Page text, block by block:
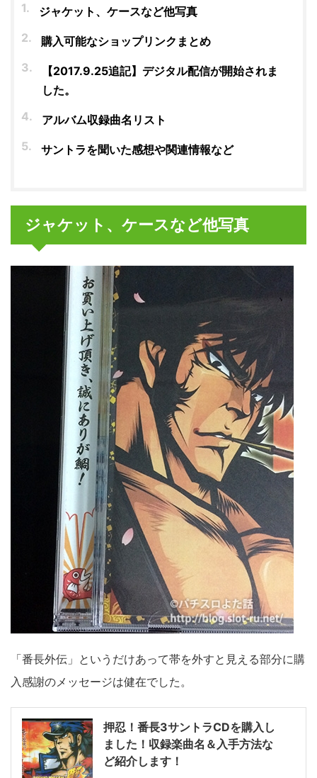
ジャケット、ケースなど他写真
購入可能なショップリンクまとめ
【2017.9.25追記】デジタル配信が開始されま
した。
アルバム収録曲名リスト
サントラを聞いた感想や関連情報など
ジャケット、ケースなど他写真
「番長外伝」というだけあって帯を外すと見える部分に購
入感謝のメッセージは健在でした。
押忍！番長3サントラCDを購入し
ました！収録楽曲名＆入手方法な
ど紹介します！